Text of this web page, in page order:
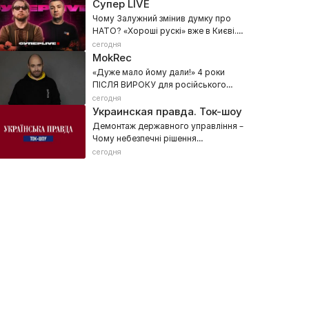
Супер LIVE
Чому Залужний змінив думку про
НАТО? «Хороші рускі» вже в Києві.
Балістика КНДР та ППО для України
сегодня
MokRec
«Дуже мало йому дали!» 4 роки
ПІСЛЯ ВИРОКУ для російського
військового – Фільм Данила
Мокрика
сегодня
Украинская правда. Ток-шоу
Демонтаж державного управління –
Чому небезпечні рішення
Зеленського? – Вибори неминучі
сегодня